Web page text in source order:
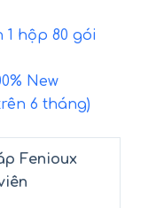
hộp 80 gói
New
6 tháng)
Fenioux